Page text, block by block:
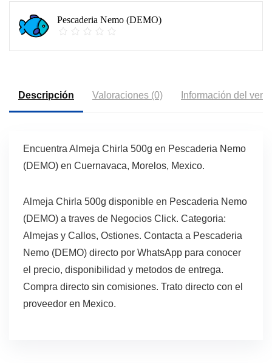
Pescaderia Nemo (DEMO)
Descripción Valoraciones (0) Información del
Encuentra Almeja Chirla 500g en Pescaderia Nemo
(DEMO) en Cuernavaca, Morelos, Mexico.
Almeja Chirla 500g disponible en Pescaderia Nemo
(DEMO) a traves de Negocios Click. Categoria:
Almejas y Callos, Ostiones. Contacta a Pescaderia
Nemo (DEMO) directo por WhatsApp para conocer
el precio, disponibilidad y metodos de entrega.
Compra directo sin comisiones. Trato directo con el
proveedor en Mexico.